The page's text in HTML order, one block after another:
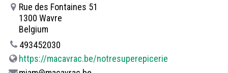
Rue des Fontaines 51
1300 Wavre
Belgium
493452030
https://macavrac.be/notresuperepicerie